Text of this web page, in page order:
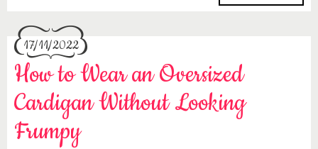
17/11/2022
How to Wear an Oversized
Cardigan Without Looking
Frumpy